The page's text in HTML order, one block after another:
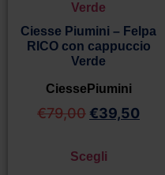
Ciesse Piumini – Felpa
RICO con cappuccio
Verde
CiessePiumini
€79,00 €39,50
Scegli